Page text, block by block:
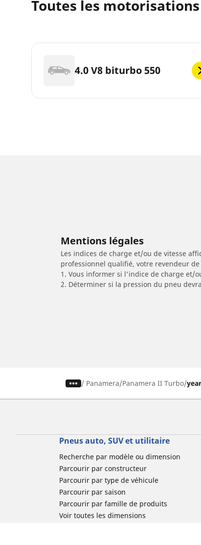
Toutes les motorisations
4.0 V8 biturbo 550
Mentions légales
Les indices de charge et/ou de vitesse
professionnel qualifié, votre revendeur
1. Vous informer si l'indice de charge et/
2. Déterminer si la pression du pneu
/ Panamera Panamera II Turbo year
Pneus auto, SUV et utilitaire
Recherche par modèle ou dimension
Parcourir par constructeur
Parcourir par type de véhicule
Parcourir par saison
Parcourir par famille de produits
Voir toutes les dimensions